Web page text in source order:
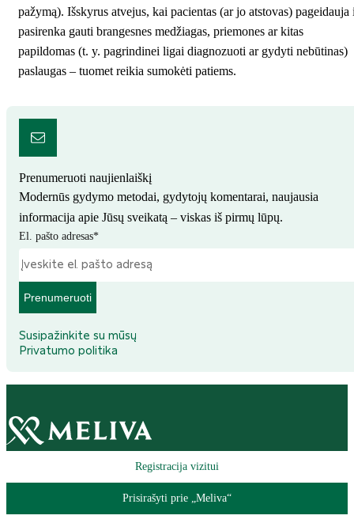
pažymą). Išskyrus atvejus, kai pacientas (ar jo atstovas) pageidauja
pasirenka gauti brangesnes medžiagas, priemones ar kitas
papildomas (t. y. pagrindinei ligai diagnozuoti ar gydyti nebūtinas)
paslaugas – tuomet reikia sumokėti patiems.
Prenumeruoti naujienlaiškį
Modernūs gydymo metodai, gydytojų komentarai, naujausia
informacija apie Jūsų sveikatą – viskas iš pirmų lūpų.
El. pašto adresas*
Prenumeruoti
Susipažinkite su mūsų
Privatumo politika
Registracija vizitui
Prisirašyti prie „Meliva“